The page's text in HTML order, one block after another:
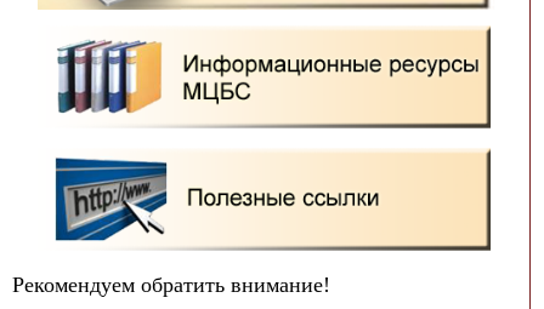
Рекомендуем обратить внимание!